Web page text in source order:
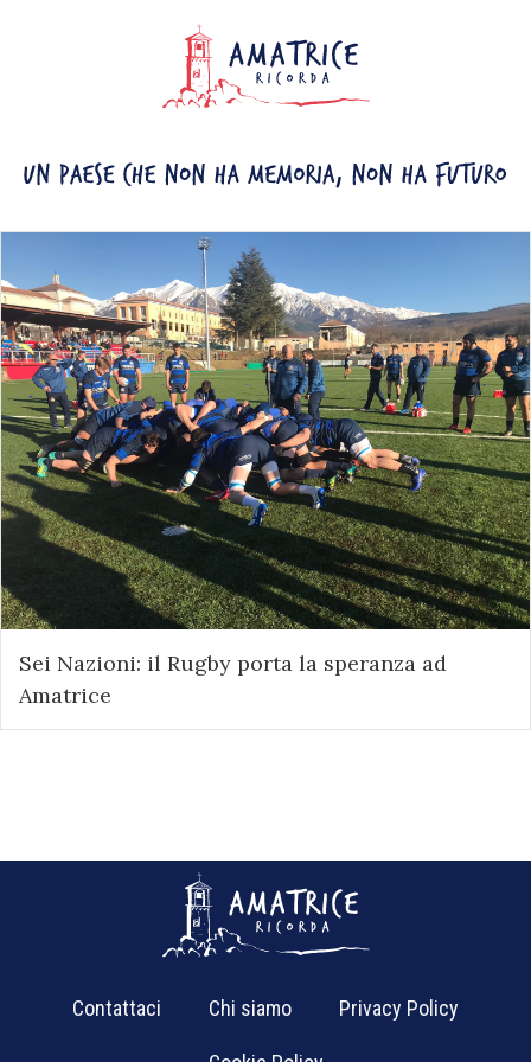
Sei Nazioni: il Rugby porta la speranza ad
Amatrice
Contattaci Chi siamo Privacy Policy